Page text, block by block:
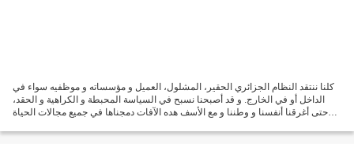
كلنا ننتقد النظام الجزائري الحقير، المشلول، العميل و مؤسساته و موظفيه سواء في
الداخل أو في الخارج. و قد أصبحنا نسبح في السياسة المحبطة و الكراهية و الحقد،
حتى أغرقنا أنفسنا و وطننا و مع الأسف هده الآفات دمجناها في جميع مجالات الحياة